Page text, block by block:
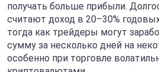
получать больше прибыли.
считают доход в 20–30%
тогда как трейдеры могут
сумму за несколько дней на
особенно при торговле